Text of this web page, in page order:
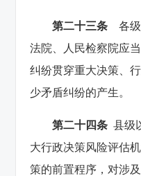
第二十三条 各级
法院、人民检察院应
纠纷贯穿重大决策、
少矛盾纠纷的产生。
第二十四条 县级
大行政决策风险评估
策的前置程序，对涉